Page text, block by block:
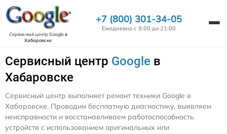
Сервисный центр Googleв
Хабаровске
+7 (800) 301-34-05
Ежедневно с 9:00 до 21:00
Сервисный центр Google в
Хабаровске
Сервисный центр выполняет ремонт техники Google в
Хабаровске. Проводим бесплатную диагностику, выявляем
неисправности и восстанавливаем работоспособность
устройств с использованием оригинальных или